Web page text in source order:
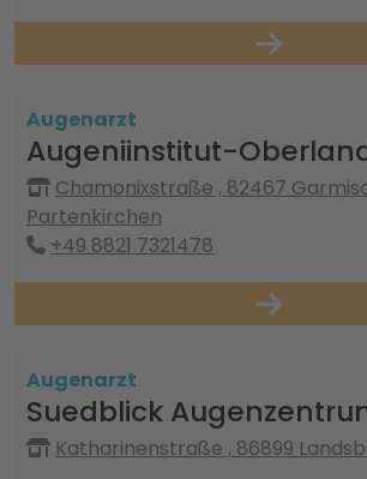
Augenarzt
Augeniinstitut-
Chamonixstraße , 82467
Partenkirchen
+49 8821 7321478
Augenarzt
Suedblick
Katharinenstraße , 86899